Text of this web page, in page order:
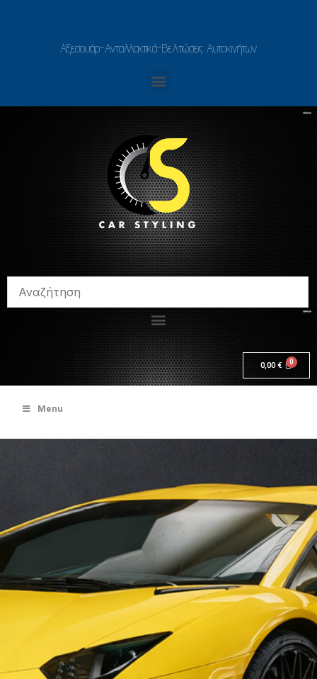
Αξεσουάρ-Ανταλλακτικά-Βελτιώσεις Αυτοκινήτων
0,00€
Menu